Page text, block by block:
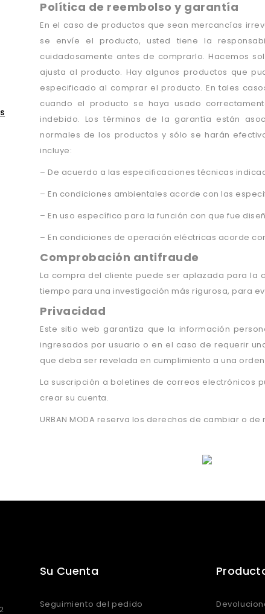
Política de reembolso y garantía
En el caso de productos que sean mercancías
se envíe el producto, usted tiene la
cuidadosamente antes de comprarlo. Hacemos
ajusta al producto. Hay algunos productos que
especificado al comprar el producto. En tales
cuando el producto se haya usado
indebido. Los términos de la garantía están
normales de los productos y sólo se harán
incluye:
– De acuerdo a las especificaciones técnicas
– En condiciones ambientales acorde con las
– En uso específico para la función con que fue
– En condiciones de operación eléctricas acorde
Comprobación antifraude
La compra del cliente puede ser aplazada para la
tiempo para una investigación más rigurosa, para
Privacidad
Este sitio web garantiza que la información
ingresados por usuario o en el caso de requerir
que deba ser revelada en cumplimiento a una
La suscripción a boletines de correos electrónicos
crear su cuenta.
URBAN MODA reserva los derechos de cambiar o
Su Cuenta
Seguimiento del pedido